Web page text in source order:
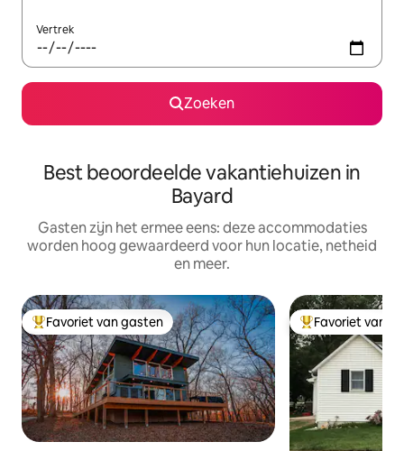
Vertrek
Zoeken
Best beoordeelde vakantiehuizen in
Bayard
Gasten zijn het ermee eens: deze accommodaties
worden hoog gewaardeerd voor hun locatie, netheid
en meer.
Topfavoriet van gasten
Favoriet van gasten Topfavoriet van
Favoriet van